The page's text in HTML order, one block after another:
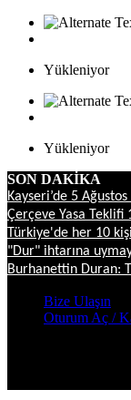
Yükleniyor
Yükleniyor
SON DAKİKA
Kayseri’de 5
Çerçeve Yasa
Türkiye'de her 10
"Dur" ihtarına
Burhanettin Duran:
Bize Ulaşın
Oturum Aç /